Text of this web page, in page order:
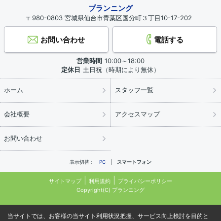
プランニング
〒980-0803 宮城県仙台市青葉区国分町３丁目10-17-202
お問い合わせ 電話する
営業時間 10:00～18:00
定休日 土日祝（時期により無休）
ホーム スタッフ一覧
会社概要 アクセスマップ
お問い合わせ
表示切替： PC スマートフォン
サイトマップ 利用規約
プライバシーポリシー
Copyright(C) プランニング
当サイトでは、お客様の当サイト利用状況把握、サービス向上検討を目的と